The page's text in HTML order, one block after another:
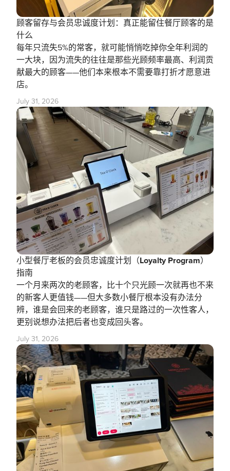
顾客留存与会员忠诚度计划：真正能留住餐厅顾客的是
什么
每年只流失5%的常客，就可能悄悄吃掉你全年利润的
一大块，因为流失的往往是那些光顾频率最高、利润贡
献最大的顾客——他们本来根本不需要靠打折才愿意进
店。
July 31, 2026
小型餐厅老板的会员忠诚度计划（Loyalty Program）
指南
一个月来两次的老顾客，比十个只光顾一次就再也不来
的新客人更值钱——但大多数小餐厅根本没有办法分
辨，谁是会回来的老顾客，谁只是路过的一次性客人，
更别说想办法把后者也变成回头客。
July 31, 2026